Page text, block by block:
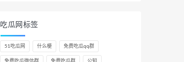
吃瓜网标签
51吃瓜网 什么梗 免费吃瓜qq群
免费吃瓜微信群 免费吃瓜群 公知